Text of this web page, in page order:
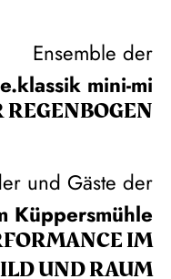
Ensemble der
mini-mi
und Gäste der
Küppersmühle
IM
UND RAUM